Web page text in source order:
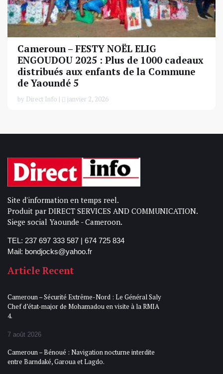
Cameroun – FESTY NOËL ELIG
ENGOUDOU 2025 : Plus de 1000 cadeaux
distribués aux enfants de la Commune
de Yaoundé 5
by Direct Info | janvier 2, 2026
Site d'information en temps reel.
Produit par DIRECT SERVICES AND COMMUNICATION.
Siege social Yaounde - Cameroon.
TEL: 237 697 333 587 | 674 725 834
Mail: bondjocks@yahoo.fr
Article Recent
Cameroun – Sécurité Extrême-Nord : Le Général Saly
Chef d’état-major de Mohamadou en visite à la RMIA
4.
7 août 2026
Cameroun – Bénoué : Navigation nocturne interdite
entre Barndaké, Garoua et Lagdo.